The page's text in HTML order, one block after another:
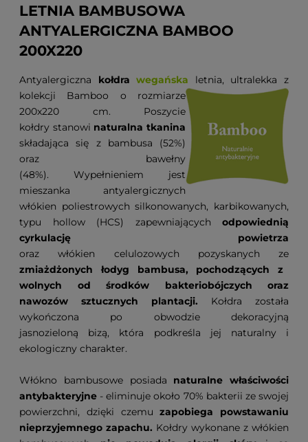
LETNIA BAMBUSOWA
ANTYALERGICZNA BAMBOO
200X220
Antyalergiczna kołdrawegańska letnia, ultralekka z
kolekcji Bamboo o rozmiarze
200x220 cm. Poszycie
kołdry stanowi naturalna tkanina
składająca się z bambusa (52%)
oraz bawełny
(48%). Wypełnieniem jest
mieszanka antyalergicznych
włókien poliestrowych silkonowanych, karbikowanych,
typu hollow (HCS) zapewniających odpowiednią
cyrkulację powietrza
oraz
włókien celulozowych pozyskanych ze
zmiażdżonych łodyg bambusa, pochodzących z
wolnych od środków bakteriobójczych oraz
nawozów sztucznych plantacji. Kołdra została
wykończona po obwodzie dekoracyjną
jasnozieloną bizą, która podkreśla jej naturalny i
ekologiczny charakter.
Włókno bambusowe posiada naturalne właściwości
antybakteryjne - eliminuje około 70% bakterii ze swojej
powierzchni, dzięki czemuzapobiega powstawaniu
nieprzyjemnego zapachu. Kołdry wykonane z włókien